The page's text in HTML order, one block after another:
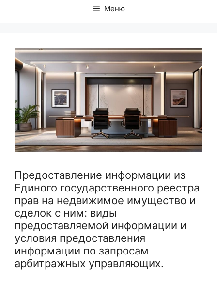
Меню
Предоставление информации из
Единого государственного реестра
прав на недвижимое имущество и
сделок с ним: виды
предоставляемой информации и
условия предоставления
информации по запросам
арбитражных управляющих.